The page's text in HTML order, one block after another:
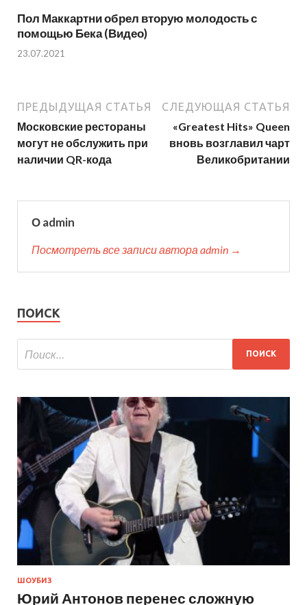
Пол Маккартни обрел вторую молодость с
помощью Бека (Видео)
23.07.2021
ПРЕДЫДУЩАЯ СТАТЬЯ
Московские рестораны
могут не обслужить при
наличии QR-кода
СЛЕДУЮЩАЯ СТАТЬЯ
«Greatest Hits» Queen
вновь возглавил чарт
Великобритании
О admin
Посмотреть все записи автора admin →
ПОИСК
ШОУБИЗ
Юрий Антонов перенес сложную